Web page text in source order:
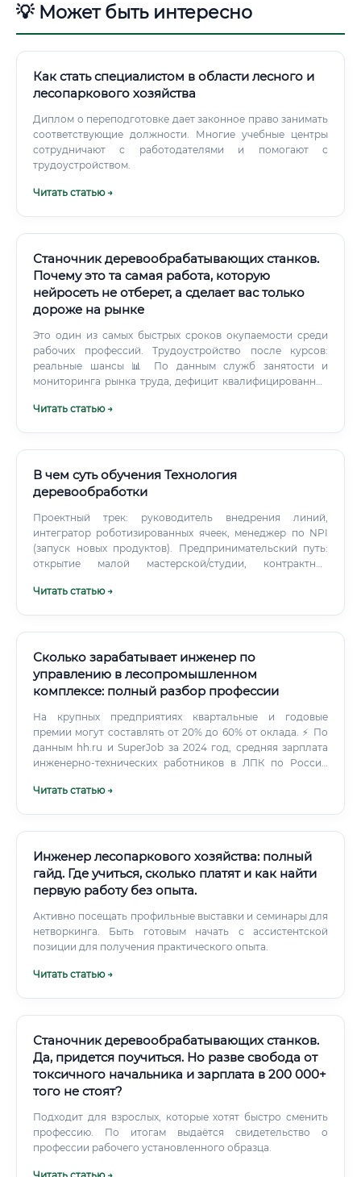
💡 Может быть интересно
Как стать специалистом в области лесного и
лесопаркового хозяйства
Диплом о переподготовке дает законное право занимать
соответствующие должности. Многие учебные центры
сотрудничают с работодателями и помогают с
трудоустройством.
Читать статью →
Станочник деревообрабатывающих станков.
Почему это та самая работа, которую
нейросеть не отберет, а сделает вас только
дороже на рынке
Это один из самых быстрых сроков окупаемости среди
рабочих профессий. Трудоустройство после курсов:
реальные шансы 📊 По данным служб занятости и
мониторинга рынка труда, дефицит квалифицированных
составляет от 15 до 25% от потребности отрасли.
Читать статью →
В чем суть обучения Технология
деревообработки
Проектный трек: руководитель внедрения линий,
интегратор роботизированных ячеек, менеджер по NPI
(запуск новых продуктов). Предпринимательский путь:
открытие малой мастерской/студии, контрактное
Востребованность сейчас и в будущем Профессия
Читать статью →
Сколько зарабатывает инженер по
управлению в лесопромышленном
комплексе: полный разбор профессии
На крупных предприятиях квартальные и годовые
премии могут составлять от 20% до 60% от оклада. ⚡ По
данным hh.ru и SuperJob за 2024 год, средняя зарплата
инженерно-технических работников в ЛПК по России
учиться на инженера по управлению в
Читать статью →
Инженер лесопаркового хозяйства: полный
гайд. Где учиться, сколько платят и как найти
первую работу без опыта.
Активно посещать профильные выставки и семинары для
нетворкинга. Быть готовым начать с ассистентской
позиции для получения практического опыта.
Читать статью →
Станочник деревообрабатывающих станков.
Да, придется поучиться. Но разве свобода от
токсичного начальника и зарплата в 200 000+
того не стоят?
Подходит для взрослых, которые хотят быстро сменить
профессию. По итогам выдаётся свидетельство о
профессии рабочего установленного образца.